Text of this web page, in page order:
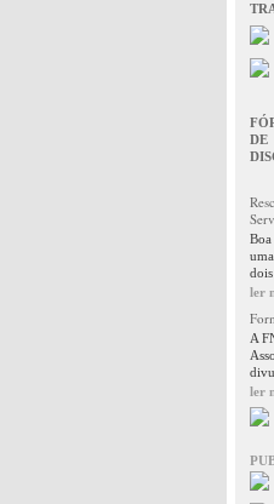
DE
dois
ler
A
ler